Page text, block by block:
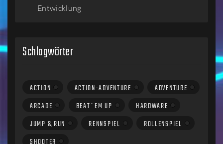
Entwicklung
Schlagwörter
ACTION ACTION-ADVENTURE
ADVENTURE
ARCADE
BEAT´EM UP
HARDWARE
JUMP & RUN
RENNSPIEL
ROLLENSPIEL